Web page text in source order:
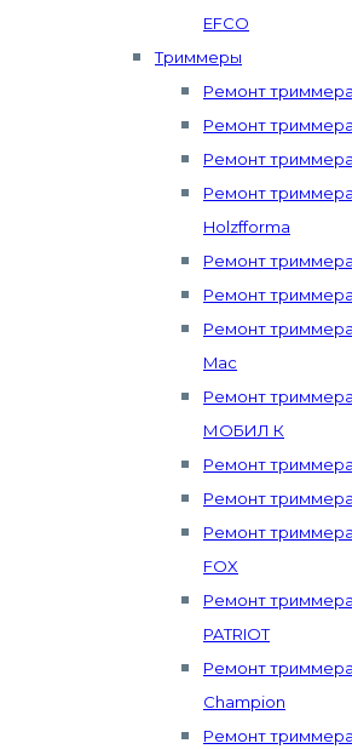
EFCO
Триммеры
Ремонт
Ремонт триммера
Ремонт
Ремонт
Holzfforma
Ремонт
Ремонт
Ремонт
Mac
Ремонт
МОБИЛ К
Ремонт
Ремонт
Ремонт
FOX
Ремонт
PATRIOT
Ремонт
Champion
Ремонт